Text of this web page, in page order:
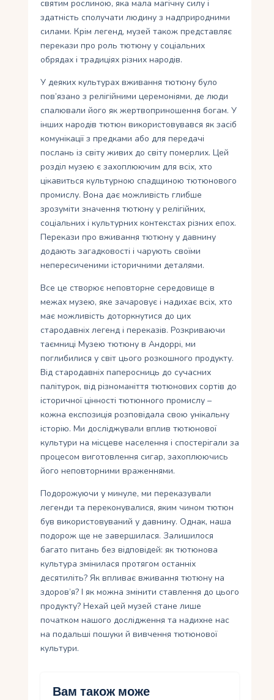
святим рослиною, яка мала магічну силу і
здатність сполучати людину з надприродними
силами. Крім легенд, музей також представляє
перекази про роль тютюну у соціальних
обрядах і традиціях різних народів.
У деяких культурах вживання тютюну було
пов’язано з релігійними церемоніями, де люди
спалювали його як жертвоприношення богам. У
інших народів тютюн використовувався як засіб
комунікації з предками або для передачі
послань із світу живих до світу померлих. Цей
розділ музею є захоплюючим для всіх, хто
цікавиться культурною спадщиною тютюнового
промислу. Вона дає можливість глибше
зрозуміти значення тютюну у релігійних,
соціальних і культурних контекстах різних епох.
Перекази про вживання тютюну у давнину
додають загадковості і чарують своїми
непересиченими історичними деталями.
Все це створює неповторне середовище в
межах музею, яке зачаровує і надихає всіх, хто
має можливість доторкнутися до цих
стародавніх легенд і переказів. Розкриваючи
таємниці Музею тютюну в Андоррі, ми
поглибилися у світ цього розкошного продукту.
Від стародавніх паперосниць до сучасних
палітурок, від різноманіття тютюнових сортів до
історичної цінності тютюнного промислу –
кожна експозиція розповідала свою унікальну
історію. Ми досліджували вплив тютюнової
культури на місцеве населення і спостерігали за
процесом виготовлення сигар, захоплюючись
його неповторними враженнями.
Подорожуючи у минуле, ми переказували
легенди та переконувалися, яким чином тютюн
був використовуваний у давнину. Однак, наша
подорож ще не завершилася. Залишилося
багато питань без відповідей: як тютюнова
культура змінилася протягом останніх
десятиліть? Як впливає вживання тютюну на
здоров’я? І як можна змінити ставлення до цього
продукту? Нехай цей музей стане лише
початком нашого дослідження та надихне нас
на подальші пошуки й вивчення тютюнової
культури.
Вам також може